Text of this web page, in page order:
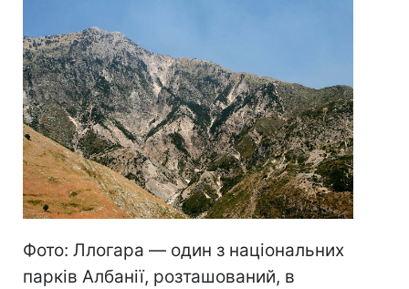
Фото: Ллогара — один з національних
парків Албанії, розташований, в